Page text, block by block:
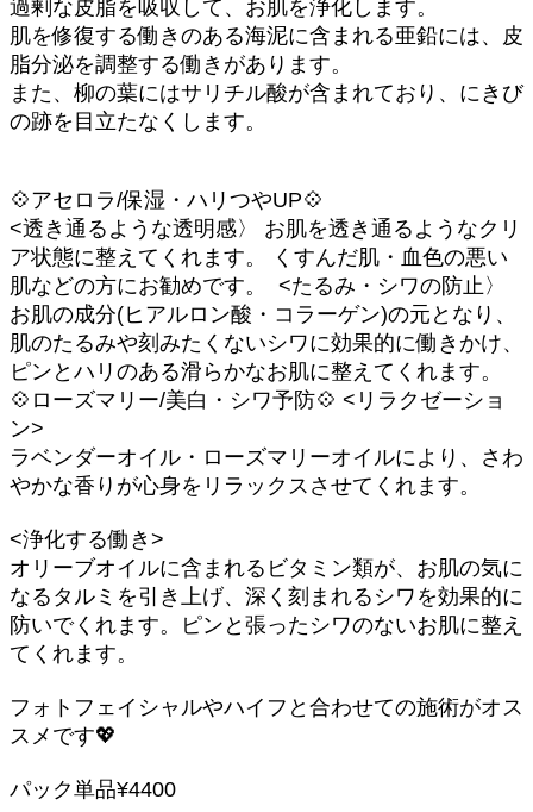
過剰な皮脂を吸収して、お肌を浄化します。
肌を修復する働きのある海泥に含まれる亜鉛には、皮
脂分泌を調整する働きがあります。
また、柳の葉にはサリチル酸が含まれており、にきび
の跡を目立たなくします。
💠アセロラ/保湿・ハリつやUP💠
<透き通るような透明感〉 お肌を透き通るようなクリ
ア状態に整えてくれます。 くすんだ肌・血色の悪い
肌などの方にお勧めです。 ⁡ <たるみ・シワの防止〉
お肌の成分(ヒアルロン酸・コラーゲン)の元となり、
肌のたるみや刻みたくないシワに効果的に働きかけ、
ピンとハリのある滑らかなお肌に整えてくれます。 ⁡ ⁡
💠ローズマリー/美白・シワ予防💠 <リラクゼーショ
ン>
ラベンダーオイル・ローズマリーオイルにより、さわ
やかな香りが心身をリラックスさせてくれます。
<浄化する働き>
オリーブオイルに含まれるビタミン類が、お肌の気に
なるタルミを引き上げ、深く刻まれるシワを効果的に
防いでくれます。ピンと張ったシワのないお肌に整え
てくれます。
フォトフェイシャルやハイフと合わせての施術がオス
スメです💖
パック単品¥4400